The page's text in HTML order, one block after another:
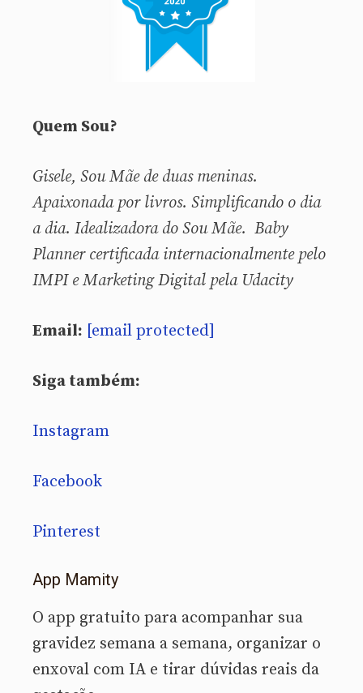
Quem Sou?
Gisele, Sou Mãe de duas meninas.
Apaixonada por livros. Simplificando o dia
a dia. Idealizadora do Sou Mãe. Baby
Planner certificada internacionalmente pelo
IMPI e Marketing Digital pela Udacity
Email: [email protected]
Siga também:
Instagram
Facebook
Pinterest
App Mamity
O app gratuito para acompanhar sua
gravidez semana a semana, organizar o
enxoval com IA e tirar dúvidas reais da